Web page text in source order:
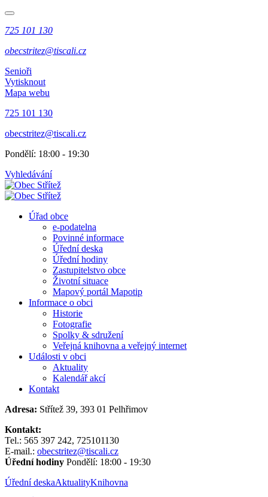
725 101 130
obecstritez@tiscali.cz
Senioři
Vytisknout
Mapa webu
725 101 130
obecstritez@tiscali.cz
Pondělí: 18:00 - 19:30
Vyhledávání
Úřad obce
e-podatelna
Povinné informace
Úřední deska
Úřední hodiny
Zastupitelstvo obce
Životní situace
Mapový portál Mapotip
Informace o obci
Historie
Fotografie
Spolky & sdružení
Veřejná knihovna a veřejný internet
Události v obci
Aktuality
Kalendář akcí
Kontakt
Adresa: Střítež 39, 393 01 Pelhřimov
Kontakt:
Tel.: 565 397 242, 725101130
E-mail.: obecstritez@tiscali.cz
Úřední hodiny Pondělí: 18:00 - 19:30
Úřední deskaAktualityKnihovna